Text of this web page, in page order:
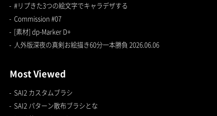
#リプきた3つの絵文字でキャラデザする
Commission #07
[素材] dp-Marker D+
人外版深夜の真剣お絵描き60分一本勝負 2026.06.06
Most Viewed
SAI2 カスタムブラシ
SAI2 パターン散布ブラシとな